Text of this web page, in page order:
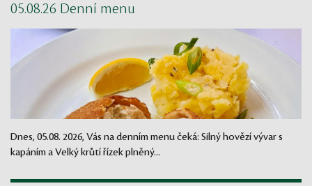
05.08.26 Denní menu
Dnes, 05.08. 2026, Vás na denním menu čeká: Silný hovězí vývar s
kapáním a Velký krůtí řízek plněný...